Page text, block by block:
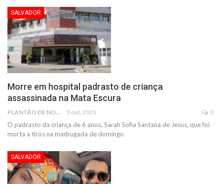
SALVADOR
Morre em hospital padrasto de criança
assassinada na Mata Escura
PLANTÃO DE NOTÍCIAS 3 out, 2023 0
O padrasto da criança de 6 anos, Sarah Sofia Santana de Jesus, que foi
morta a tiros na madrugada de domingo
SALVADOR